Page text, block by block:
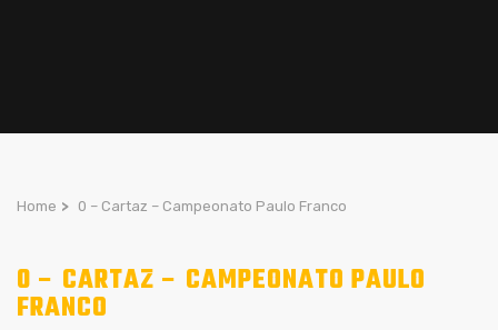
Home > 0 – Cartaz – Campeonato Paulo Franco
0 – CARTAZ – CAMPEONATO PAULO
FRANCO